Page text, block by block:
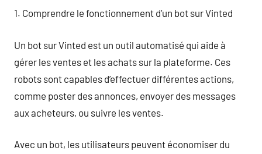
1. Comprendre le fonctionnement d’un bot sur Vinted
Un bot sur Vinted est un outil automatisé qui aide à
gérer les ventes et les achats sur la plateforme. Ces
robots sont capables d’effectuer différentes actions,
comme poster des annonces, envoyer des messages
aux acheteurs, ou suivre les ventes.
Avec un bot, les utilisateurs peuvent économiser du